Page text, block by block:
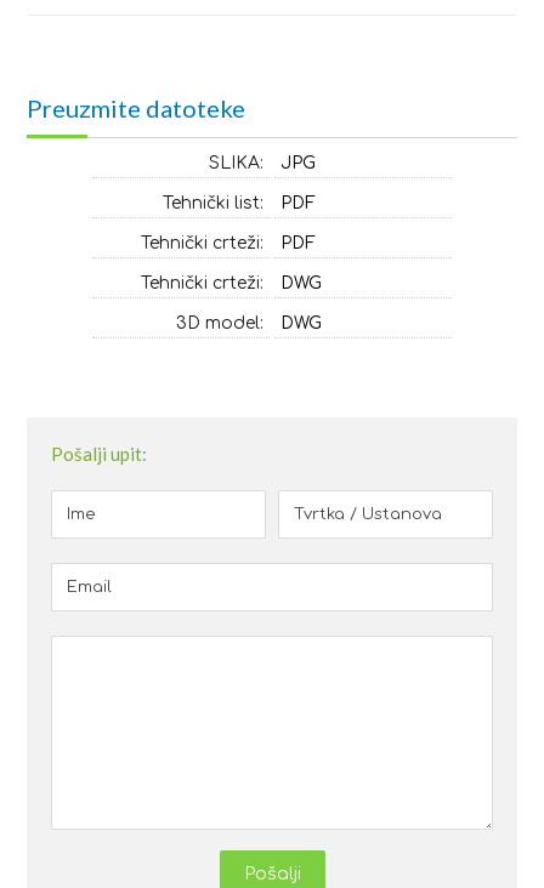
Preuzmite datoteke
SLIKA: JPG
Tehnički list: PDF
Tehnički crteži: PDF
Tehnički crteži: DWG
3D model: DWG
Pošalji upit:
Pošalji